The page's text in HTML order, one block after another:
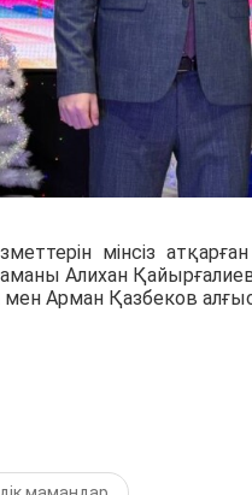
мінсіз
Алихан
Арман Қазбеков